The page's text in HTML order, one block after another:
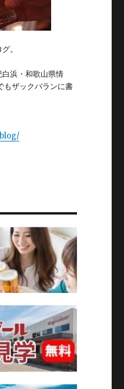
。
浜・和歌山県情
もザックバランに書